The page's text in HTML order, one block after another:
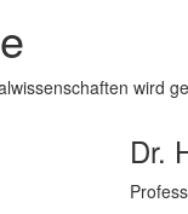
wird
Dr.